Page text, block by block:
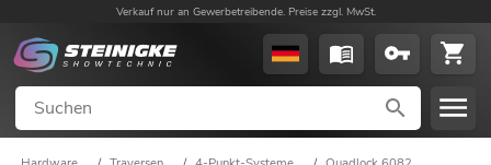
Verkauf nur an Gewerbetreibende. Preise zzgl. MwSt.